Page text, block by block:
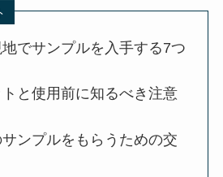
でサンプルを入手する7つ
と使用前に知るべき注意
ンプルをもらうための交